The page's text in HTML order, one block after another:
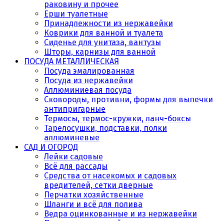
раковину и прочее
Ерши туалетные
Принадлежности из нержавейки
Коврики для ванной и туалета
Сиденье для унитаза, вантузы
Шторы, карнизы для ванной
ПОСУДА МЕТАЛЛИЧЕСКАЯ
Посуда эмалированная
Посуда из нержавейки
Аллюминиевая посуда
Сковороды, противни, формы для выпечки
антипригарные
Термосы, термос-кружки, ланч-боксы
Тарелосушки, подставки, полки
аллюминевые
САД И ОГОРОД
Лейки садовые
Всё для рассады
Средства от насекомых и садовых
вредителей, сетки дверные
Перчатки хозяйственные
Шланги и всё для полива
Ведра оцинкованные и из нержавейки